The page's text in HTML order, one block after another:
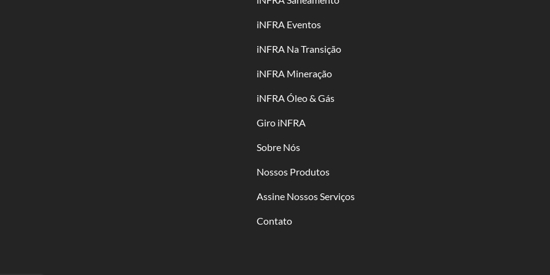
iNFRA Eventos
iNFRA Na Transição
iNFRA Mineração
iNFRA Óleo & Gás
Giro iNFRA
Sobre Nós
Nossos Produtos
Assine Nossos Serviços
Contato